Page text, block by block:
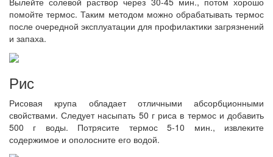
помойте термос. Таким методом можно обрабатывать термос
после очередной эксплуатации для профилактики загрязнений
и запаха.
Рис
Рисовая крупа обладает отличными абсорбционными
свойствами. Следует насыпать 50 г риса в термос и добавить
500 г воды. Потрясите термос 5-10 мин., извлеките
содержимое и ополосните его водой.